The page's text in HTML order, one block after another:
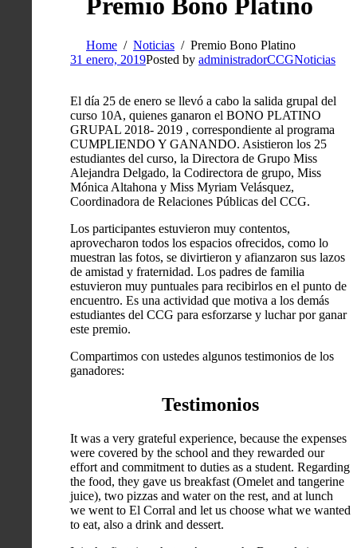
Premio Bono Platino
Home Noticias
Premio Bono Platino
31 enero, 2019Posted by administradorCCGNoticias
El día 25 de enero se llevó a cabo la salida grupal del
curso 10A, quienes ganaron el BONO PLATINO
GRUPAL 2018- 2019 , correspondiente al programa
CUMPLIENDO Y GANANDO. Asistieron los 25
estudiantes del curso, la Directora de Grupo Miss
Alejandra Delgado, la Codirectora de grupo, Miss
Mónica Altahona y Miss Myriam Velásquez,
Coordinadora de Relaciones Públicas del CCG.
Los participantes estuvieron muy contentos,
aprovecharon todos los espacios ofrecidos, como lo
muestran las fotos, se divirtieron y afianzaron sus lazos
de amistad y fraternidad. Los padres de familia
estuvieron muy puntuales para recibirlos en el punto de
encuentro. Es una actividad que motiva a los demás
estudiantes del CCG para esforzarse y luchar por ganar
este premio.
Compartimos con ustedes algunos testimonios de los
ganadores:
Testimonios
It was a very grateful experience, because the expenses
were covered by the school and they rewarded our
effort and commitment to duties as a student. Regarding
the food, they gave us breakfast (Omelet and tangerine
juice), two pizzas and water on the rest, and at lunch
we went to El Corral and let us choose what we wanted
to eat, also a drink and dessert.